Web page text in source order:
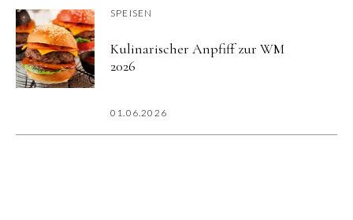
SPEISEN
Kulinarischer Anpfiff zur WM
2026
01.06.2026